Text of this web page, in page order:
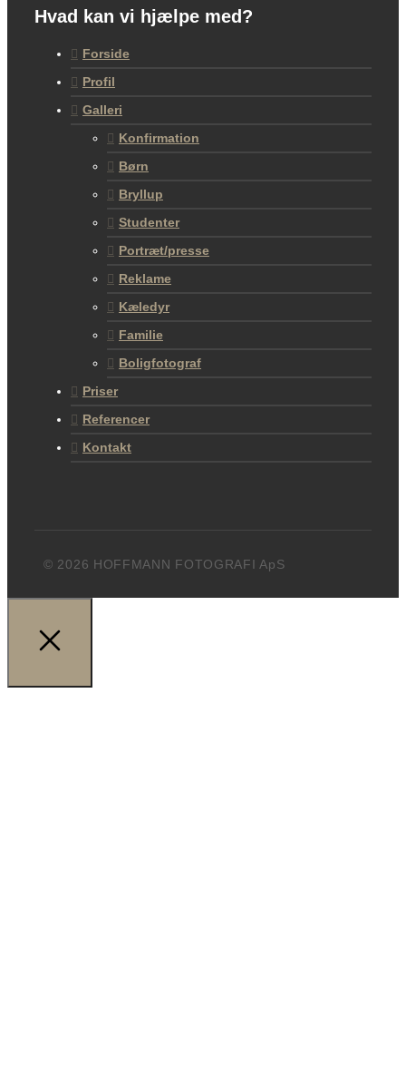
Hvad kan vi hjælpe med?
Forside
Profil
Galleri
Konfirmation
Børn
Bryllup
Studenter
Portræt/presse
Reklame
Kæledyr
Familie
Boligfotograf
Priser
Referencer
Kontakt
© 2026 HOFFMANN FOTOGRAFI ApS